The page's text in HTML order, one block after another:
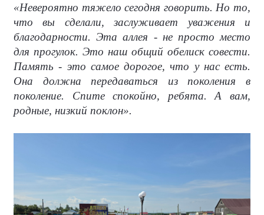
«Невероятно тяжело сегодня говорить. Но то,
что вы сделали, заслуживает уважения и
благодарности. Эта аллея - не просто место
для прогулок. Это наш общий обелиск совести.
Память - это самое дорогое, что у нас есть.
Она должна передаваться из поколения в
поколение. Спите спокойно, ребята. А вам,
родные, низкий поклон».